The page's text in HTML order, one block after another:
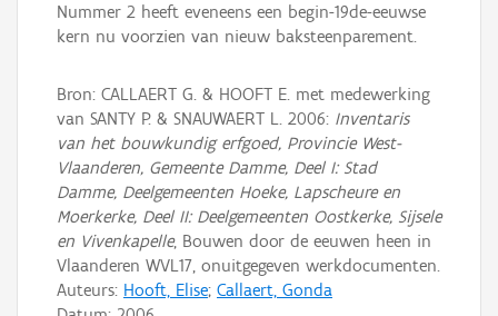
Nummer 2 heeft eveneens een begin-19de-eeuwse
kern nu voorzien van nieuw baksteenparement.
Bron: CALLAERT G. & HOOFT E. met medewerking
van SANTY P. & SNAUWAERT L. 2006: Inventaris
van het bouwkundig erfgoed, Provincie West-
Vlaanderen, Gemeente Damme, Deel I: Stad
Damme, Deelgemeenten Hoeke, Lapscheure en
Moerkerke, Deel II: Deelgemeenten Oostkerke, Sijsele
en Vivenkapelle, Bouwen door de eeuwen heen in
Vlaanderen WVL17, onuitgegeven werkdocumenten.
Auteurs: Hooft, Elise; Callaert, Gonda